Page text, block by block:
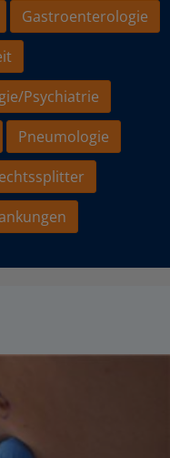
Gastroenterologie
Psychiatrie
Pneumologie